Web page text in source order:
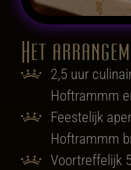
Het
2,5 uur
Hoftrammm
Feestelijk
Hoftrammm
Voortreffelijk